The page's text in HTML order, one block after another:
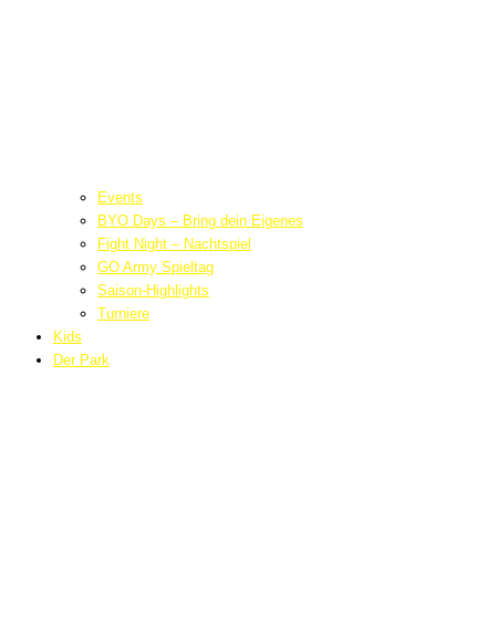
Events
BYO Days – Bring dein Eigenes
Fight Night – Nachtspiel
GO Army Spieltag
Saison-Highlights
Turniere
Kids
Der Park